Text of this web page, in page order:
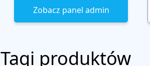
Zobacz panel admin
Tagi produktów